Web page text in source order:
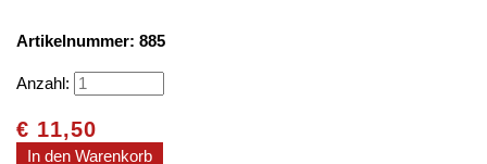
Artikelnummer: 885
Anzahl:
€ 11,50